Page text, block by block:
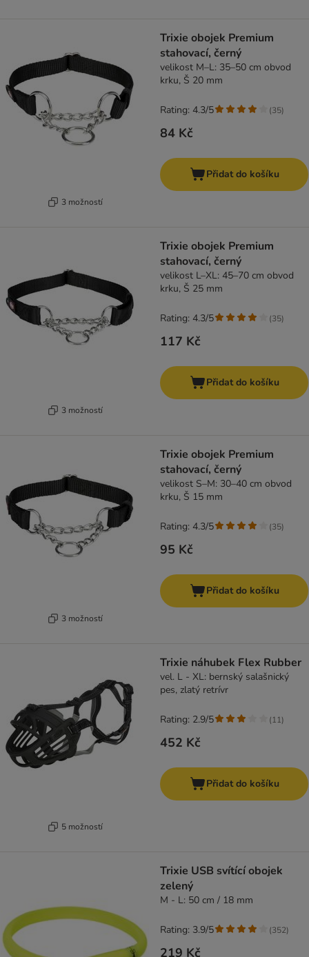
3 možností
Trixie obojek Premium
stahovací, černý
velikost M–L: 35–50 cm obvod
krku, Š 20 mm
84 Kč
Rating: 4.3/5 (35)
Přidat do košíku
3 možností
Trixie obojek Premium
stahovací, černý
velikost L–XL: 45–70 cm obvod
krku, Š 25 mm
117 Kč
Rating: 4.3/5 (35)
Přidat do košíku
3 možností
Trixie obojek Premium
stahovací, černý
velikost S–M: 30–40 cm obvod
krku, Š 15 mm
95 Kč
Rating: 4.3/5 (35)
Přidat do košíku
5 možností
Trixie náhubek Flex Rubber
vel. L - XL: bernský salašnický
pes, zlatý retrívr
452 Kč
Rating: 2.9/5 (11)
Přidat do košíku
Trixie USB svítící obojek
zelený
M - L: 50 cm / 18 mm
219 Kč
Rating: 3.9/5 (352)